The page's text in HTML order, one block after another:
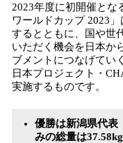
2023年度に初開催とな
ワールドカップ 2023
するとともに、国や世
いただく機会を日本か
ブメントにつなげてい
日本プロジェクト・
実施するものです。
優勝は新潟県代表
みの総量は37.58kg